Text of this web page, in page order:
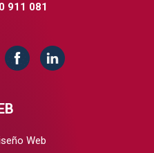
911 081
Web